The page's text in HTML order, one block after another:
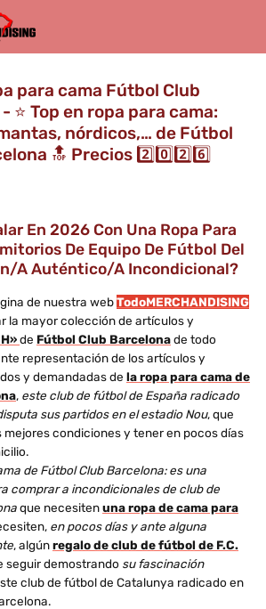
para cama Fútbol Club
⭐️ Top en ropa para cama:
nórdicos,… de Fútbol
🔝 Precios 2️⃣0️⃣2️⃣6️⃣
En 2026 Con Una Ropa Para
De Equipo De Fútbol Del
a Auténtico/a Incondicional?
de nuestra webTodoMERCHANDISING
la mayor colección de artículos y
de Fútbol Club Barcelonade todo
representación de los artículos y
y demandadas de la ropa para cama de
, este club de fútbol de España radicado
sus partidos en el estadio Nou, que
mejores condiciones y tener en pocos días
de Fútbol Club Barcelona: es una
comprar a incondicionales de club de
que necesitenuna ropa de cama para
en pocos días y ante alguna
, algúnregalo de club de fútbol de F.C.
seguir demostrando su fascinación
club de fútbol de Catalunya radicado en